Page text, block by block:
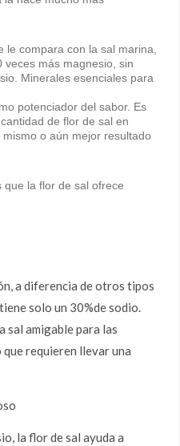
le compara con la sal marina,
veces más magnesio, sin
Minerales esenciales para
potenciador del sabor. Es
de flor de sal en
o aún mejor resultado
que la flor de sal ofrece
a diferencia de otros tipos
solo un 30%de sodio.
sal amigable para las
requieren llevar una
la flor de sal ayuda a